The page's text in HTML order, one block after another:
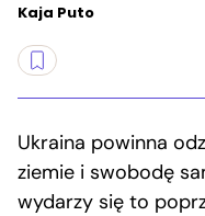
Kaja Puto
Ukraina powinna
ziemie i swobodę
wydarzy się to